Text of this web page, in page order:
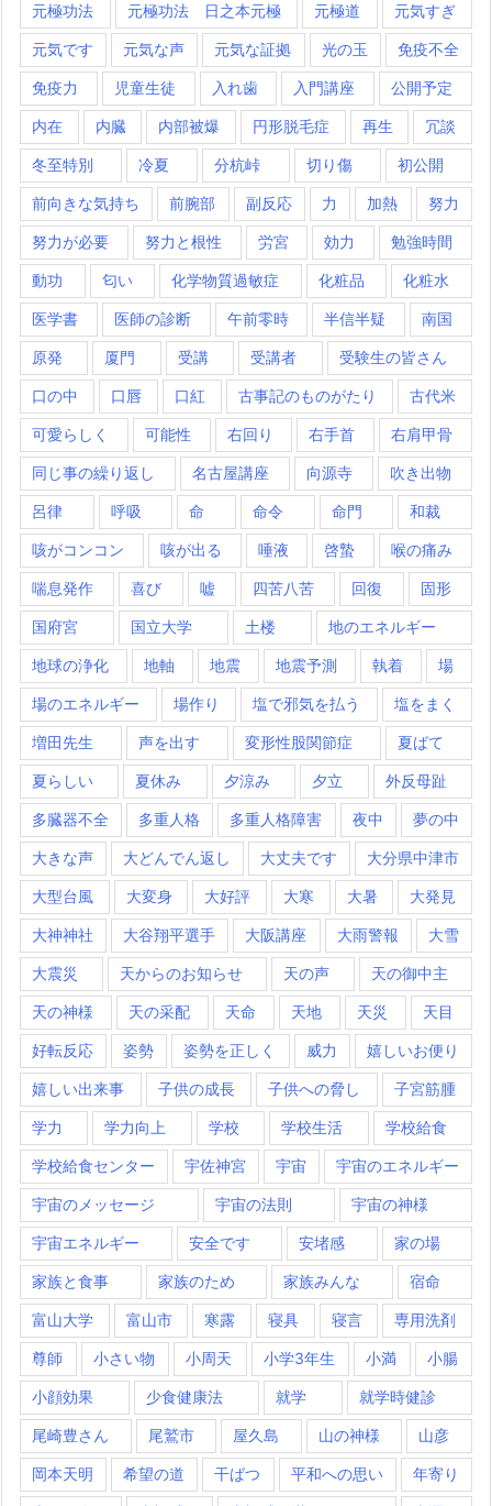
元極功法 元極功法 日之本元極 元極道 元気すぎ
元気です 元気な声 元気な証拠 光の玉 免疫不全
免疫力 児童生徒 入れ歯 入門講座 公開予定
内在 内臓 内部被爆 円形脱毛症 再生 冗談
冬至特別 冷夏 分杭峠 切り傷 初公開
前向きな気持ち 前腕部 副反応 力 加熱 努力
努力が必要 努力と根性 労宮 効力 勉強時間
動功 匂い 化学物質過敏症 化粧品 化粧水
医学書 医師の診断 午前零時 半信半疑 南国
原発 厦門 受講 受講者 受験生の皆さん
口の中 口唇 口紅 古事記のものがたり 古代米
可愛らしく 可能性 右回り 右手首 右肩甲骨
同じ事の繰り返し 名古屋講座 向源寺 吹き出物
呂律 呼吸 命 命令 命門 和裁
咳がコンコン 咳が出る 唾液 啓蟄 喉の痛み
喘息発作 喜び 嘘 四苦八苦 回復 固形
国府宮 国立大学 土楼 地のエネルギー
地球の浄化 地軸 地震 地震予測 執着 場
場のエネルギー 場作り 塩で邪気を払う 塩をまく
増田先生 声を出す 変形性股関節症 夏ばて
夏らしい 夏休み 夕涼み 夕立 外反母趾
多臓器不全 多重人格 多重人格障害 夜中 夢の中
大きな声 大どんでん返し 大丈夫です 大分県中津市
大型台風 大変身 大好評 大寒 大暑 大発見
大神神社 大谷翔平選手 大阪講座 大雨警報 大雪
大震災 天からのお知らせ 天の声 天の御中主
天の神様 天の采配 天命 天地 天災 天目
好転反応 姿勢 姿勢を正しく 威力 嬉しいお便り
嬉しい出来事 子供の成長 子供への脅し 子宮筋腫
学力 学力向上 学校 学校生活 学校給食
学校給食センター 宇佐神宮 宇宙 宇宙のエネルギー
宇宙のメッセージ 宇宙の法則 宇宙の神様
宇宙エネルギー 安全です 安堵感 家の場
家族と食事 家族のため 家族みんな 宿命
富山大学 富山市 寒露 寝具 寝言 専用洗剤
尊師 小さい物 小周天 小学3年生 小満 小腸
小顔効果 少食健康法 就学 就学時健診
尾崎豊さん 尾鷲市 屋久島 山の神様 山彦
岡本天明 希望の道 干ばつ 平和への思い 年寄り